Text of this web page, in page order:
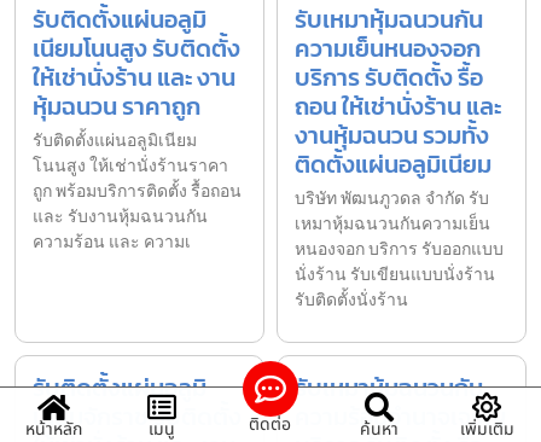
รับติดตั้งแผ่นอลูมิ
เนียมโนนสูง รับติดตั้ง
ให้เช่านั่งร้าน และ งาน
หุ้มฉนวน ราคาถูก
รับติดตั้งแผ่นอลูมิเนียม
โนนสูง ให้เช่านั่งร้านราคา
ถูก พร้อมบริการติดตั้ง รื้อถอน
และ รับงานหุ้มฉนวนกัน
ความร้อน และ ความเ
รับเหมาหุ้มฉนวนกัน
ความเย็นหนองจอก
บริการ รับติดตั้ง รื้อ
ถอน ให้เช่านั่งร้าน และ
งานหุ้มฉนวน รวมทั้ง
ติดตั้งแผ่นอลูมิเนียม
บริษัท พัฒนภูวดล จำกัด รับ
เหมาหุ้มฉนวนกันความเย็น
หนองจอก บริการ รับออกแบบ
นั่งร้าน รับเขียนแบบนั่งร้าน
รับติดตั้งนั่งร้าน
รับติดตั้งแผ่นอลูมิ
เนียมจักราช รับติดตั้ง
รับเหมาหุ้มฉนวนกัน
ความร้อนอำนาจเจริญ
หน้าหลัก เมนู ติดต่อ ค้นหา เพิ่มเติม